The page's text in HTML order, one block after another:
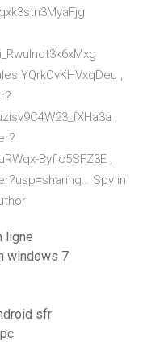
YQrkOvKHVxqDeu ,
,
Byfic5SFZ3E ,
Spy in
ligne
windows 7
sfr